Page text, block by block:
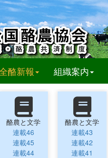
酪新報(current)組織案内
酪農と文学
連載46
連載45
連載44
酪農と文学
連載43
連載42
連載41